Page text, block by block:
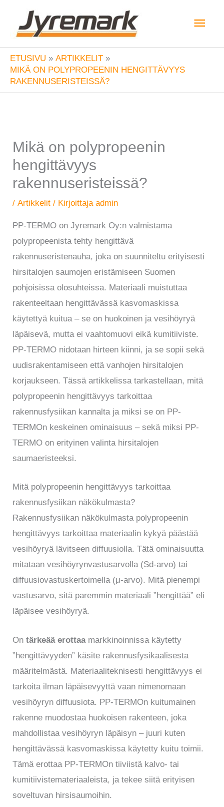
sisältöön
ETUSIVU
ARTIKKELIT
MIKÄ ON POLYPROPEENIN HENGITTÄVYYS
RAKENNUSERISTEISSÄ?
Mikä on polypropeenin
hengittävyys
rakennuseristeissä?
/Artikkelit / Kirjoittajaadmin
PP-TERMO on Jyremark Oy:n valmistama
polypropeenista tehty hengittävä
rakennuseristenauha, joka on suunniteltu erityisesti
hirsitalojen saumojen eristämiseen Suomen
pohjoisissa olosuhteissa. Materiaali muistuttaa
rakenteeltaan hengittävässä kasvomaskissa
käytettyä kuitua – se on huokoinen ja vesihöyryä
läpäisevä, mutta ei vaahtomuovi eikä kumitiiviste.
PP-TERMO nidotaan hirteen kiinni, ja se sopii sekä
uudisrakentamiseen että vanhojen hirsitalojen
korjaukseen. Tässä artikkelissa tarkastellaan, mitä
polypropeenin hengittävyys tarkoittaa
rakennusfysiikan kannalta ja miksi se on PP-
TERMOn keskeinen ominaisuus – sekä miksi PP-
TERMO on erityinen valinta hirsitalojen
saumaeristeeksi.
Mitä polypropeenin hengittävyys tarkoittaa
rakennusfysiikan näkökulmasta?
Rakennusfysiikan näkökulmasta polypropeenin
hengittävyys tarkoittaa materiaalin kykyä päästää
vesihöyryä lävitseen diffuusiolla. Tätä ominaisuutta
mitataan vesihöyrynvastusarvolla (Sd-arvo) tai
diffuusiovastuskertoimella (μ-arvo). Mitä pienempi
vastusarvo, sitä paremmin materiaali ”hengittää” eli
läpäisee vesihöyryä.
Ontärkeää erottaamarkkinoinnissa käytetty
”hengittävyyden” käsite rakennusfysikaalisesta
määritelmästä. Materiaaliteknisesti hengittävyys ei
tarkoita ilman läpäisevyyttä vaan nimenomaan
vesihöyryn diffuusiota. PP-TERMOn kuitumainen
rakenne muodostaa huokoisen rakenteen, joka
mahdollistaa vesihöyryn läpäisyn – juuri kuten
hengittävässä kasvomaskissa käytetty kuitu toimii.
Tämä erottaa PP-TERMOn tiiviistä kalvo- tai
kumitiivistemateriaaleista, ja tekee siitä erityisen
soveltuvan hirsisaumoihin.